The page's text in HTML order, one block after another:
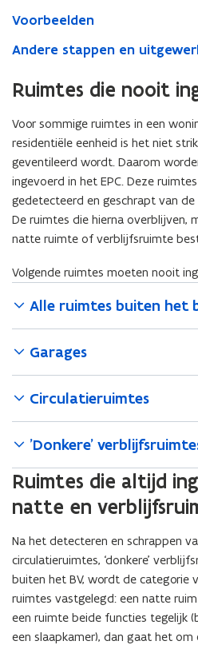
Voorbeelden
Andere stappen en
Ruimtes die nooit
Voor sommige ruimtes in een
residentiële eenheid is het niet
geventileerd wordt. Daarom
ingevoerd in het EPC. Deze
gedetecteerd en geschrapt van
De ruimtes die hierna overblijven,
natte ruimte of verblijfsruimte
Volgende ruimtes moeten nooit
Alle ruimtes buiten het
Garages
Circulatieruimtes
'Donkere'
Ruimtes die altijd
natte en
Na het detecteren en schrappen
circulatieruimtes, ‘donkere’
buiten het BV, wordt de categorie
ruimtes vastgelegd: een natte
een ruimte beide functies tegelijk
een slaapkamer), dan gaat het